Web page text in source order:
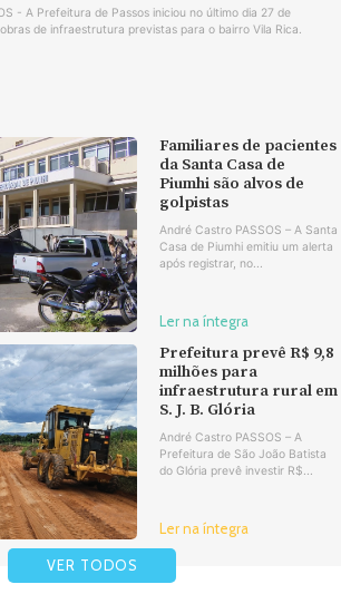
- A Prefeitura de Passos iniciou no último dia 27 de
de infraestrutura previstas para o bairro Vila Rica.
Familiares de pacientes
da Santa Casa de
Piumhi são alvos de
golpistas
André Castro PASSOS – A Santa
Casa de Piumhi emitiu um alerta
após registrar, no...
Ler na íntegra
Prefeitura prevê R$ 9,8
milhões para
infraestrutura rural em
S. J. B. Glória
André Castro PASSOS – A
Prefeitura de São João Batista
do Glória prevê investir R$...
Ler na íntegra
VER TODOS